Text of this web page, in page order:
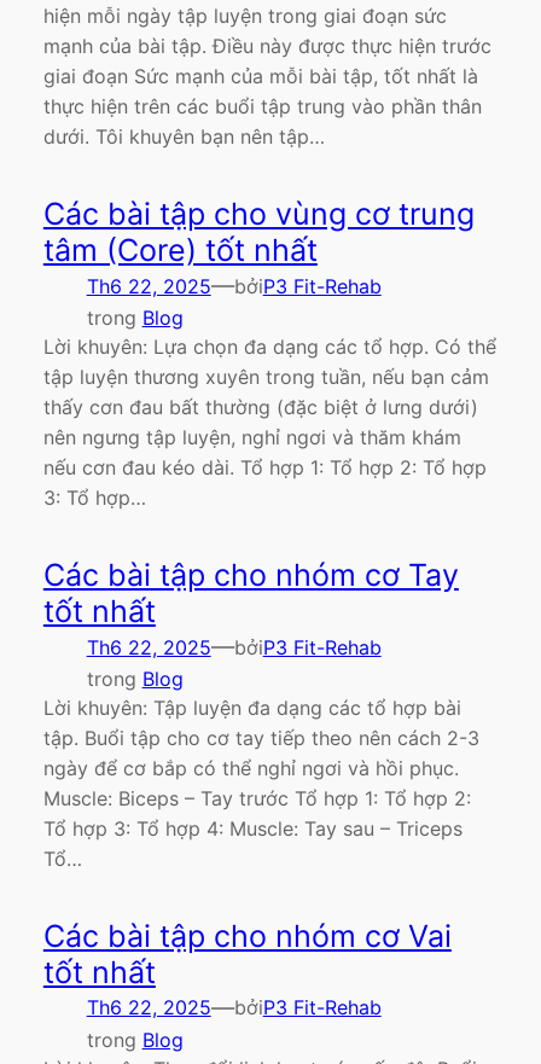
hiện mỗi ngày tập luyện trong giai đoạn sức
mạnh của bài tập. Điều này được thực hiện trước
giai đoạn Sức mạnh của mỗi bài tập, tốt nhất là
thực hiện trên các buổi tập trung vào phần thân
dưới. Tôi khuyên bạn nên tập…
Các bài tập cho vùng cơ trung
tâm (Core) tốt nhất
Th6 22, 2025—bởiP3 Fit-Rehab
trong Blog
Lời khuyên: Lựa chọn đa dạng các tổ hợp. Có thể
tập luyện thương xuyên trong tuần, nếu bạn cảm
thấy cơn đau bất thường (đặc biệt ở lưng dưới)
nên ngưng tập luyện, nghỉ ngơi và thăm khám
nếu cơn đau kéo dài. Tổ hợp 1: Tổ hợp 2: Tổ hợp
3: Tổ hợp…
Các bài tập cho nhóm cơ Tay
tốt nhất
Th6 22, 2025—bởiP3 Fit-Rehab
trong Blog
Lời khuyên: Tập luyện đa dạng các tổ hợp bài
tập. Buổi tập cho cơ tay tiếp theo nên cách 2-3
ngày để cơ bắp có thể nghỉ ngơi và hồi phục.
Muscle: Biceps – Tay trước Tổ hợp 1: Tổ hợp 2:
Tổ hợp 3: Tổ hợp 4: Muscle: Tay sau – Triceps
Tổ…
Các bài tập cho nhóm cơ Vai
tốt nhất
Th6 22, 2025—bởiP3 Fit-Rehab
trong Blog